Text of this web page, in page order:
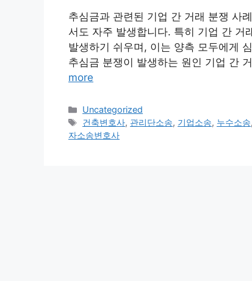
추심금과 관련된 기업 간 거래 분쟁 사
서도 자주 발생합니다. 특히 기업 간 거
발생하기 쉬우며, 이는 양측 모두에게
추심금 분쟁이 발생하는 원인 기업 간
more
Categories
Uncategorized
Tags
건축변호사, 관리단소송, 기업소송, 누수소송,
자소송변호사